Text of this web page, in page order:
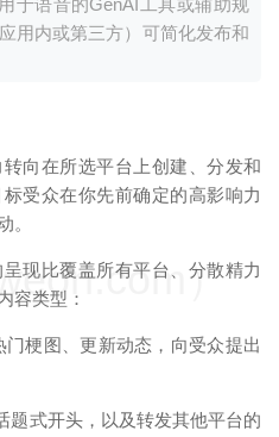
于语音的GenAI工具或辅助规
用内或第三方）可简化发布和
向在所选平台上创建、分发和
受众在你先前确定的高影响力
。
现比覆盖所有平台、分散精力
容类型：
梗图、更新动态，向受众提出
题式开头，以及转发其他平台的
）